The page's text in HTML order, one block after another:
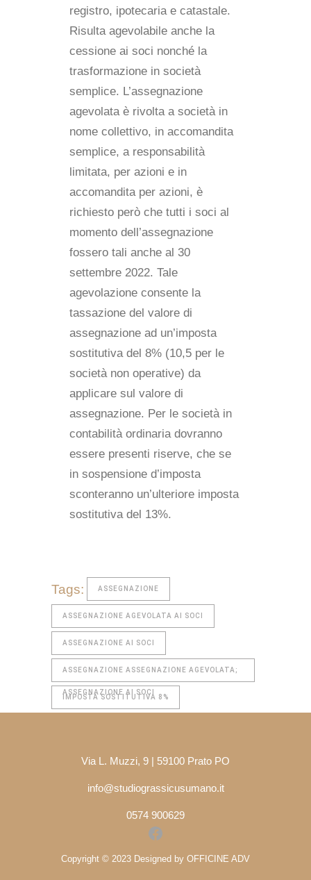
registro, ipotecaria e catastale.
Risulta agevolabile anche la
cessione ai soci nonché la
trasformazione in società
semplice. L’assegnazione
agevolata è rivolta a società in
nome collettivo, in accomandita
semplice, a responsabilità
limitata, per azioni e in
accomandita per azioni, è
richiesto però che tutti i soci al
momento dell’assegnazione
fossero tali anche al 30
settembre 2022. Tale
agevolazione consente la
tassazione del valore di
assegnazione ad un’imposta
sostitutiva del 8% (10,5 per le
società non operative) da
applicare sul valore di
assegnazione. Per le società in
contabilità ordinaria dovranno
essere presenti riserve, che se
in sospensione d’imposta
sconteranno un’ulteriore imposta
sostitutiva del 13%.
Tags: ASSEGNAZIONE
ASSEGNAZIONE AGEVOLATA AI SOCI
ASSEGNAZIONE AI SOCI
ASSEGNAZIONE ASSEGNAZIONE AGEVOLATA;
ASSEGNAZIONE AI SOCI
IMPOSTA SOSTITUTIVA 8%
Via L. Muzzi, 9 | 59100 Prato PO
info@studiograssicusumano.it
0574 900629
Facebook
Copyright © 2023 Designed by OFFICINE ADV